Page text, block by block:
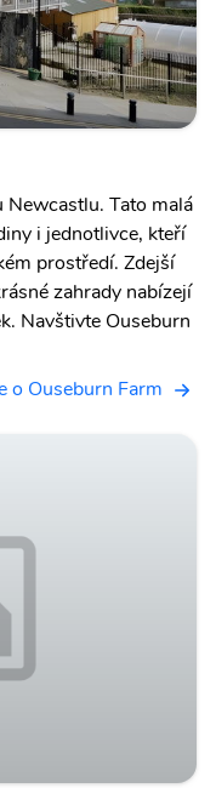
Newcastlu. Tato malá
i jednotlivce, kteří
prostředí. Zdejší
zahrady nabízejí
Navštivte Ouseburn
o Ouseburn Farm